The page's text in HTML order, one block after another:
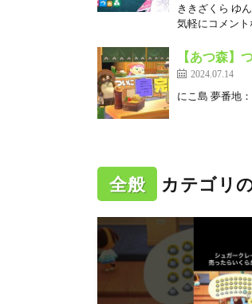
ききざくら ゆ
気軽にコメン
【あつ森】
2024.07.14
にこ島 夢番地
全般 カテゴリ